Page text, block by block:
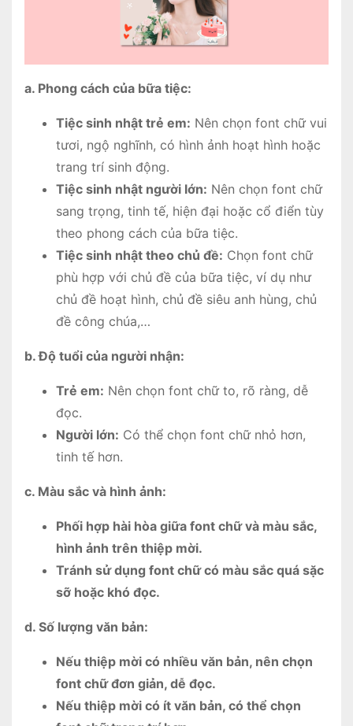
a. Phong cách của bữa tiệc:
Tiệc sinh nhật trẻ em: Nên chọn font chữ vui
tươi, ngộ nghĩnh, có hình ảnh hoạt hình hoặc
trang trí sinh động.
Tiệc sinh nhật người lớn: Nên chọn font chữ
sang trọng, tinh tế, hiện đại hoặc cổ điển tùy
theo phong cách của bữa tiệc.
Tiệc sinh nhật theo chủ đề: Chọn font chữ
phù hợp với chủ đề của bữa tiệc, ví dụ như
chủ đề hoạt hình, chủ đề siêu anh hùng, chủ
đề công chúa,…
b. Độ tuổi của người nhận:
Trẻ em: Nên chọn font chữ to, rõ ràng, dễ
đọc.
Người lớn: Có thể chọn font chữ nhỏ hơn,
tinh tế hơn.
c. Màu sắc và hình ảnh:
Phối hợp hài hòa giữa font chữ và màu sắc,
hình ảnh trên thiệp mời.
Tránh sử dụng font chữ có màu sắc quá sặc
sỡ hoặc khó đọc.
d. Số lượng văn bản:
Nếu thiệp mời có nhiều văn bản, nên chọn
font chữ đơn giản, dễ đọc.
Nếu thiệp mời có ít văn bản, có thể chọn